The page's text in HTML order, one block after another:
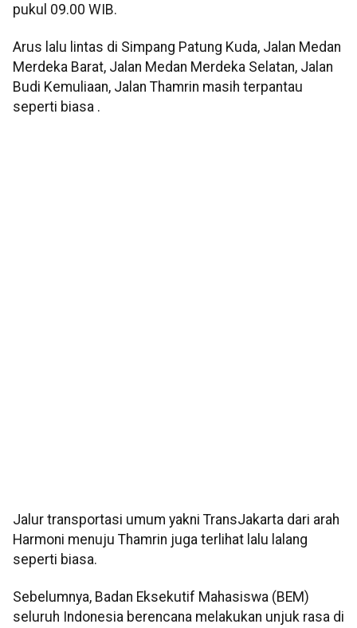
pukul 09.00 WIB.
Arus lalu lintas di Simpang Patung Kuda, Jalan Medan
Merdeka Barat, Jalan Medan Merdeka Selatan, Jalan
Budi Kemuliaan, Jalan Thamrin masih terpantau
seperti biasa .
Jalur transportasi umum yakni TransJakarta dari arah
Harmoni menuju Thamrin juga terlihat lalu lalang
seperti biasa.
Sebelumnya, Badan Eksekutif Mahasiswa (BEM)
seluruh Indonesia berencana melakukan unjuk rasa di